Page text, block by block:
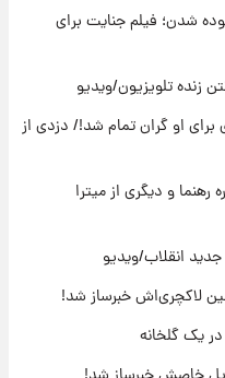
تصاویری از رهبر جدید
به شیوه خاتمی/ویدیو
رهبر شهید روی آنتن زنده
شدن؛ فیلم جنایت برای
زنده تلویزیون/ویدیو
برای او گران تمام شد!/ دزدی از
رهنما و دیگری از میترا
جدید انقلاب/ویدیو
لاکچری‌اش خبرساز شد!
در یک گلخانه